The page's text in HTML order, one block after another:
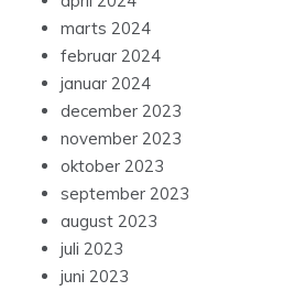
marts 2024
februar 2024
januar 2024
december 2023
november 2023
oktober 2023
september 2023
august 2023
juli 2023
juni 2023